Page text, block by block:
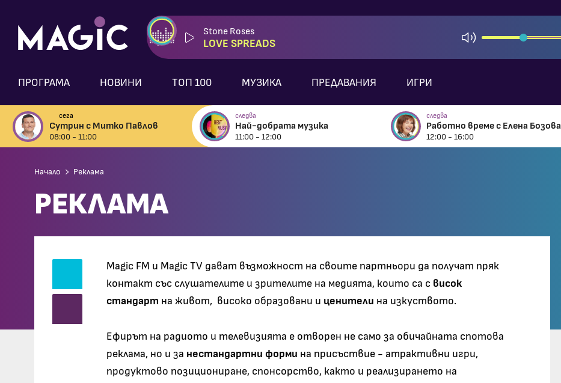
Stone Roses
LOVE SPREADS
ПРОГРАМА НОВИНИ ТОП 100 МУЗИКА ПРЕДАВАНИЯ ИГРИ
сега
Сутрин с Митко Павлов
08:00 - 11:00
следва
Най-добрата музика
11:00 - 12:00
следва
Работно време с Елена Бозова
12:00 - 16:00
Начало Реклама
РЕКЛАМА
Magic FM и Magic TV дават възможност на своите партньори да получат пряк
контакт със слушателите и зрителите на медията, които са с висок
стандарт на живот, високо образовани и ценители на изкуството.
Ефирът на радиото и телевизията е отворен не само за обичайната спотова
реклама, но и за нестандартни форми на присъствие - атрактивни игри,
продуктово позициониране, спонсорство, както и реализирането на